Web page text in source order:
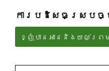
ការបដិសេធស្របច្
ខ្ញុំបានអាននិងយល់ព្រ
អាហារូបត្ថម្ភនិងវិទ្យាស
អាជីវកម្ម